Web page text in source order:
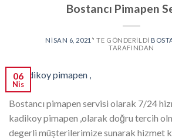
Bostancı Pimapen
NISAN 6, 2021 ’' TE GÖNDERILDI
TARAFINDAN
06
Nis
Bostancı pimapen servisi olarak 7/24
kadikoy pimapen ,olarak doğru tercih
degerli müşterilerimize sunarak hizmet